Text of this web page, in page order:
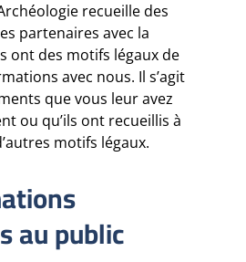
recueille des
partenaires avec la
ont des motifs légaux de
avec nous. Il s’agit
que vous leur avez
ou qu’ils ont recueillis à
motifs légaux.
au public